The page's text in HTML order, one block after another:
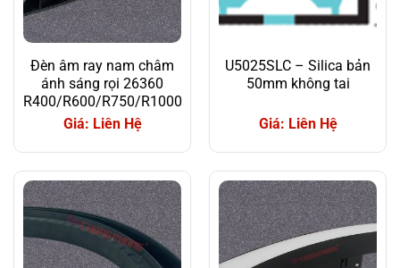
Đèn âm ray nam châm
ánh sáng rọi 26360
R400/R600/R750/R1000
Giá: Liên Hệ
U5025SLC – Silica bản
50mm không tai
Giá: Liên Hệ